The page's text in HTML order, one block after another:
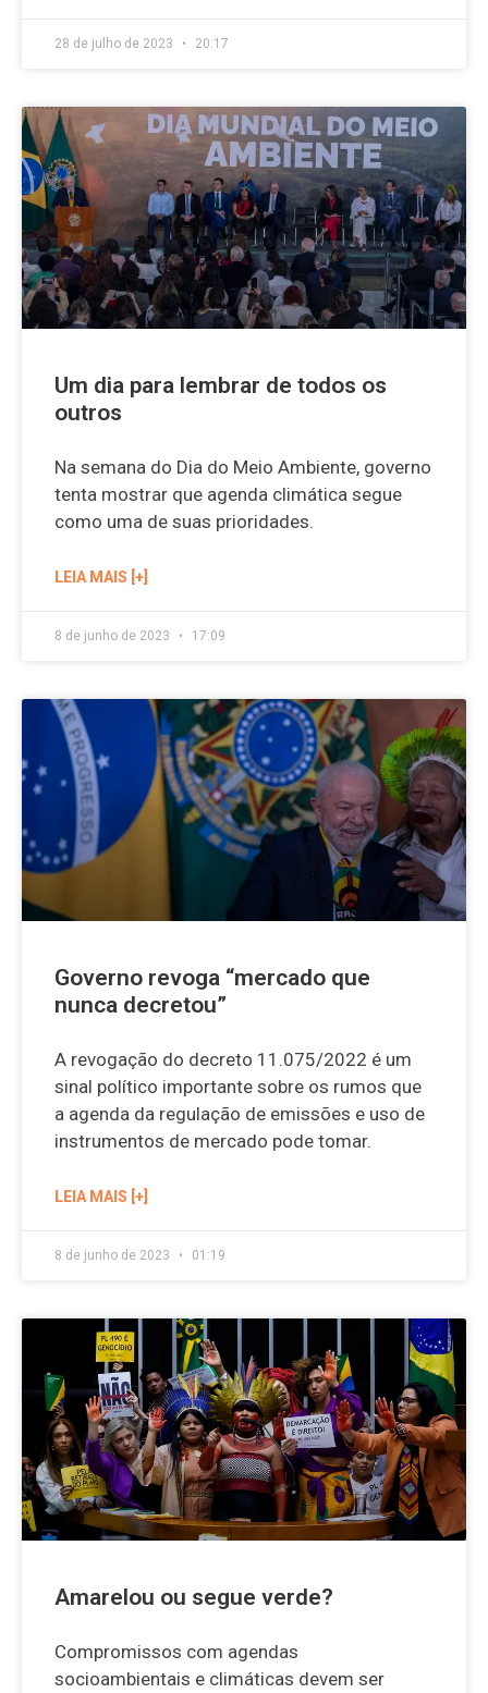
28 de julho de 2023 20:17
Um dia para lembrar de todos os
outros
Na semana do Dia do Meio Ambiente, governo
tenta mostrar que agenda climática segue
como uma de suas prioridades.
LEIA MAIS [+]
8 de junho de 2023 17:09
Governo revoga “mercado que
nunca decretou”
A revogação do decreto 11.075/2022 é um
sinal político importante sobre os rumos que
a agenda da regulação de emissões e uso de
instrumentos de mercado pode tomar.
LEIA MAIS [+]
8 de junho de 2023 01:19
Amarelou ou segue verde?
Compromissos com agendas
socioambientais e climáticas devem ser